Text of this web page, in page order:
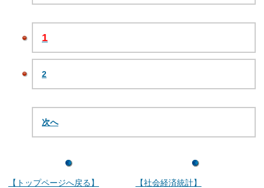
1
2
次へ
【トップページへ戻る】 【社会経済統計】